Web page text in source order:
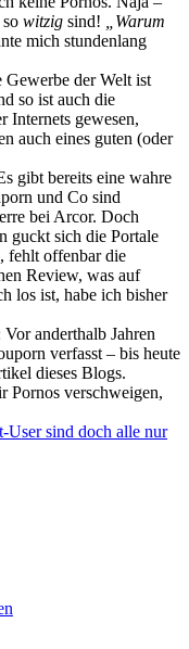
witzig sind!
„Warum
mich stundenlang
der Welt ist
so ist auch die
Internets gewesen,
auch eines guten (oder
gibt bereits eine wahre
und Co sind
bei Arcor. Doch
guckt sich die Portale
fehlt offenbar die
Review, was auf
los ist, habe ich bisher
anderthalb Jahren
verfasst – bis heute
dieses Blogs.
Pornos verschweigen,
User sind doch alle nur